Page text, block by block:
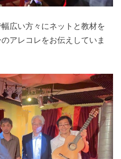
広い方々にネットと教材を
アレコレをお伝えしていま